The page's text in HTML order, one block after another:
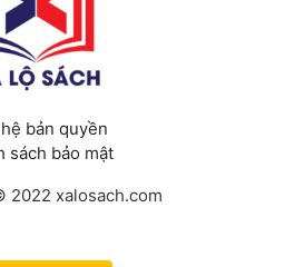
bản quyền
sách bảo mật
2022 xalosach.com